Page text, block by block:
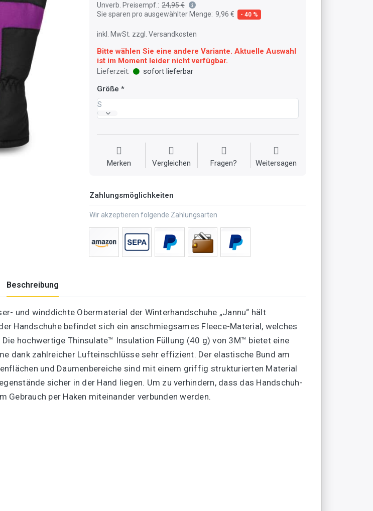
Unverb. Preisempf.: 24,95 €
Sie sparen pro ausgewählter Menge: 9,96 € - 40 %
inkl. MwSt. zzgl. Versandkosten
Bitte wählen Sie eine andere Variante. Aktuelle Auswahl
ist im Moment leider nicht verfügbar.
Lieferzeit:
sofort lieferbar
Größe
S
Merken Vergleichen Fragen? Weitersagen
Zahlungsmöglichkeiten
Wir akzeptieren folgende Zahlungsarten
Beschreibung
und winddichte Obermaterial der Winterhandschuhe „Jannu“ hält
Handschuhe befindet sich ein anschmiegsames Fleece-Material, welches
hochwertige Thinsulate™ Insulation Füllung (40 g) von 3M™ bietet eine
dank zahlreicher Lufteinschlüsse sehr effizient. Der elastische Bund am
und Daumenbereiche sind mit einem griffig strukturierten Material
sicher in der Hand liegen. Um zu verhindern, dass das Handschuh-
Gebrauch per Haken miteinander verbunden werden.